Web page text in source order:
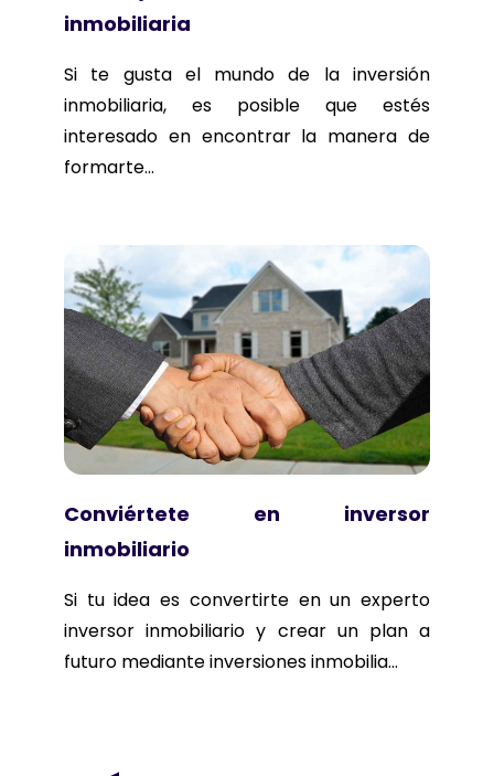
inmobiliaria
Si te gusta el mundo de la inversión
inmobiliaria, es posible que estés
interesado en encontrar la manera de
formarte...
Conviértete en inversor
inmobiliario
Si tu idea es convertirte en un experto
inversor inmobiliario y crear un plan a
futuro mediante inversiones inmobilia...